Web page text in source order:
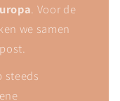
. Voor de
we samen
steeds